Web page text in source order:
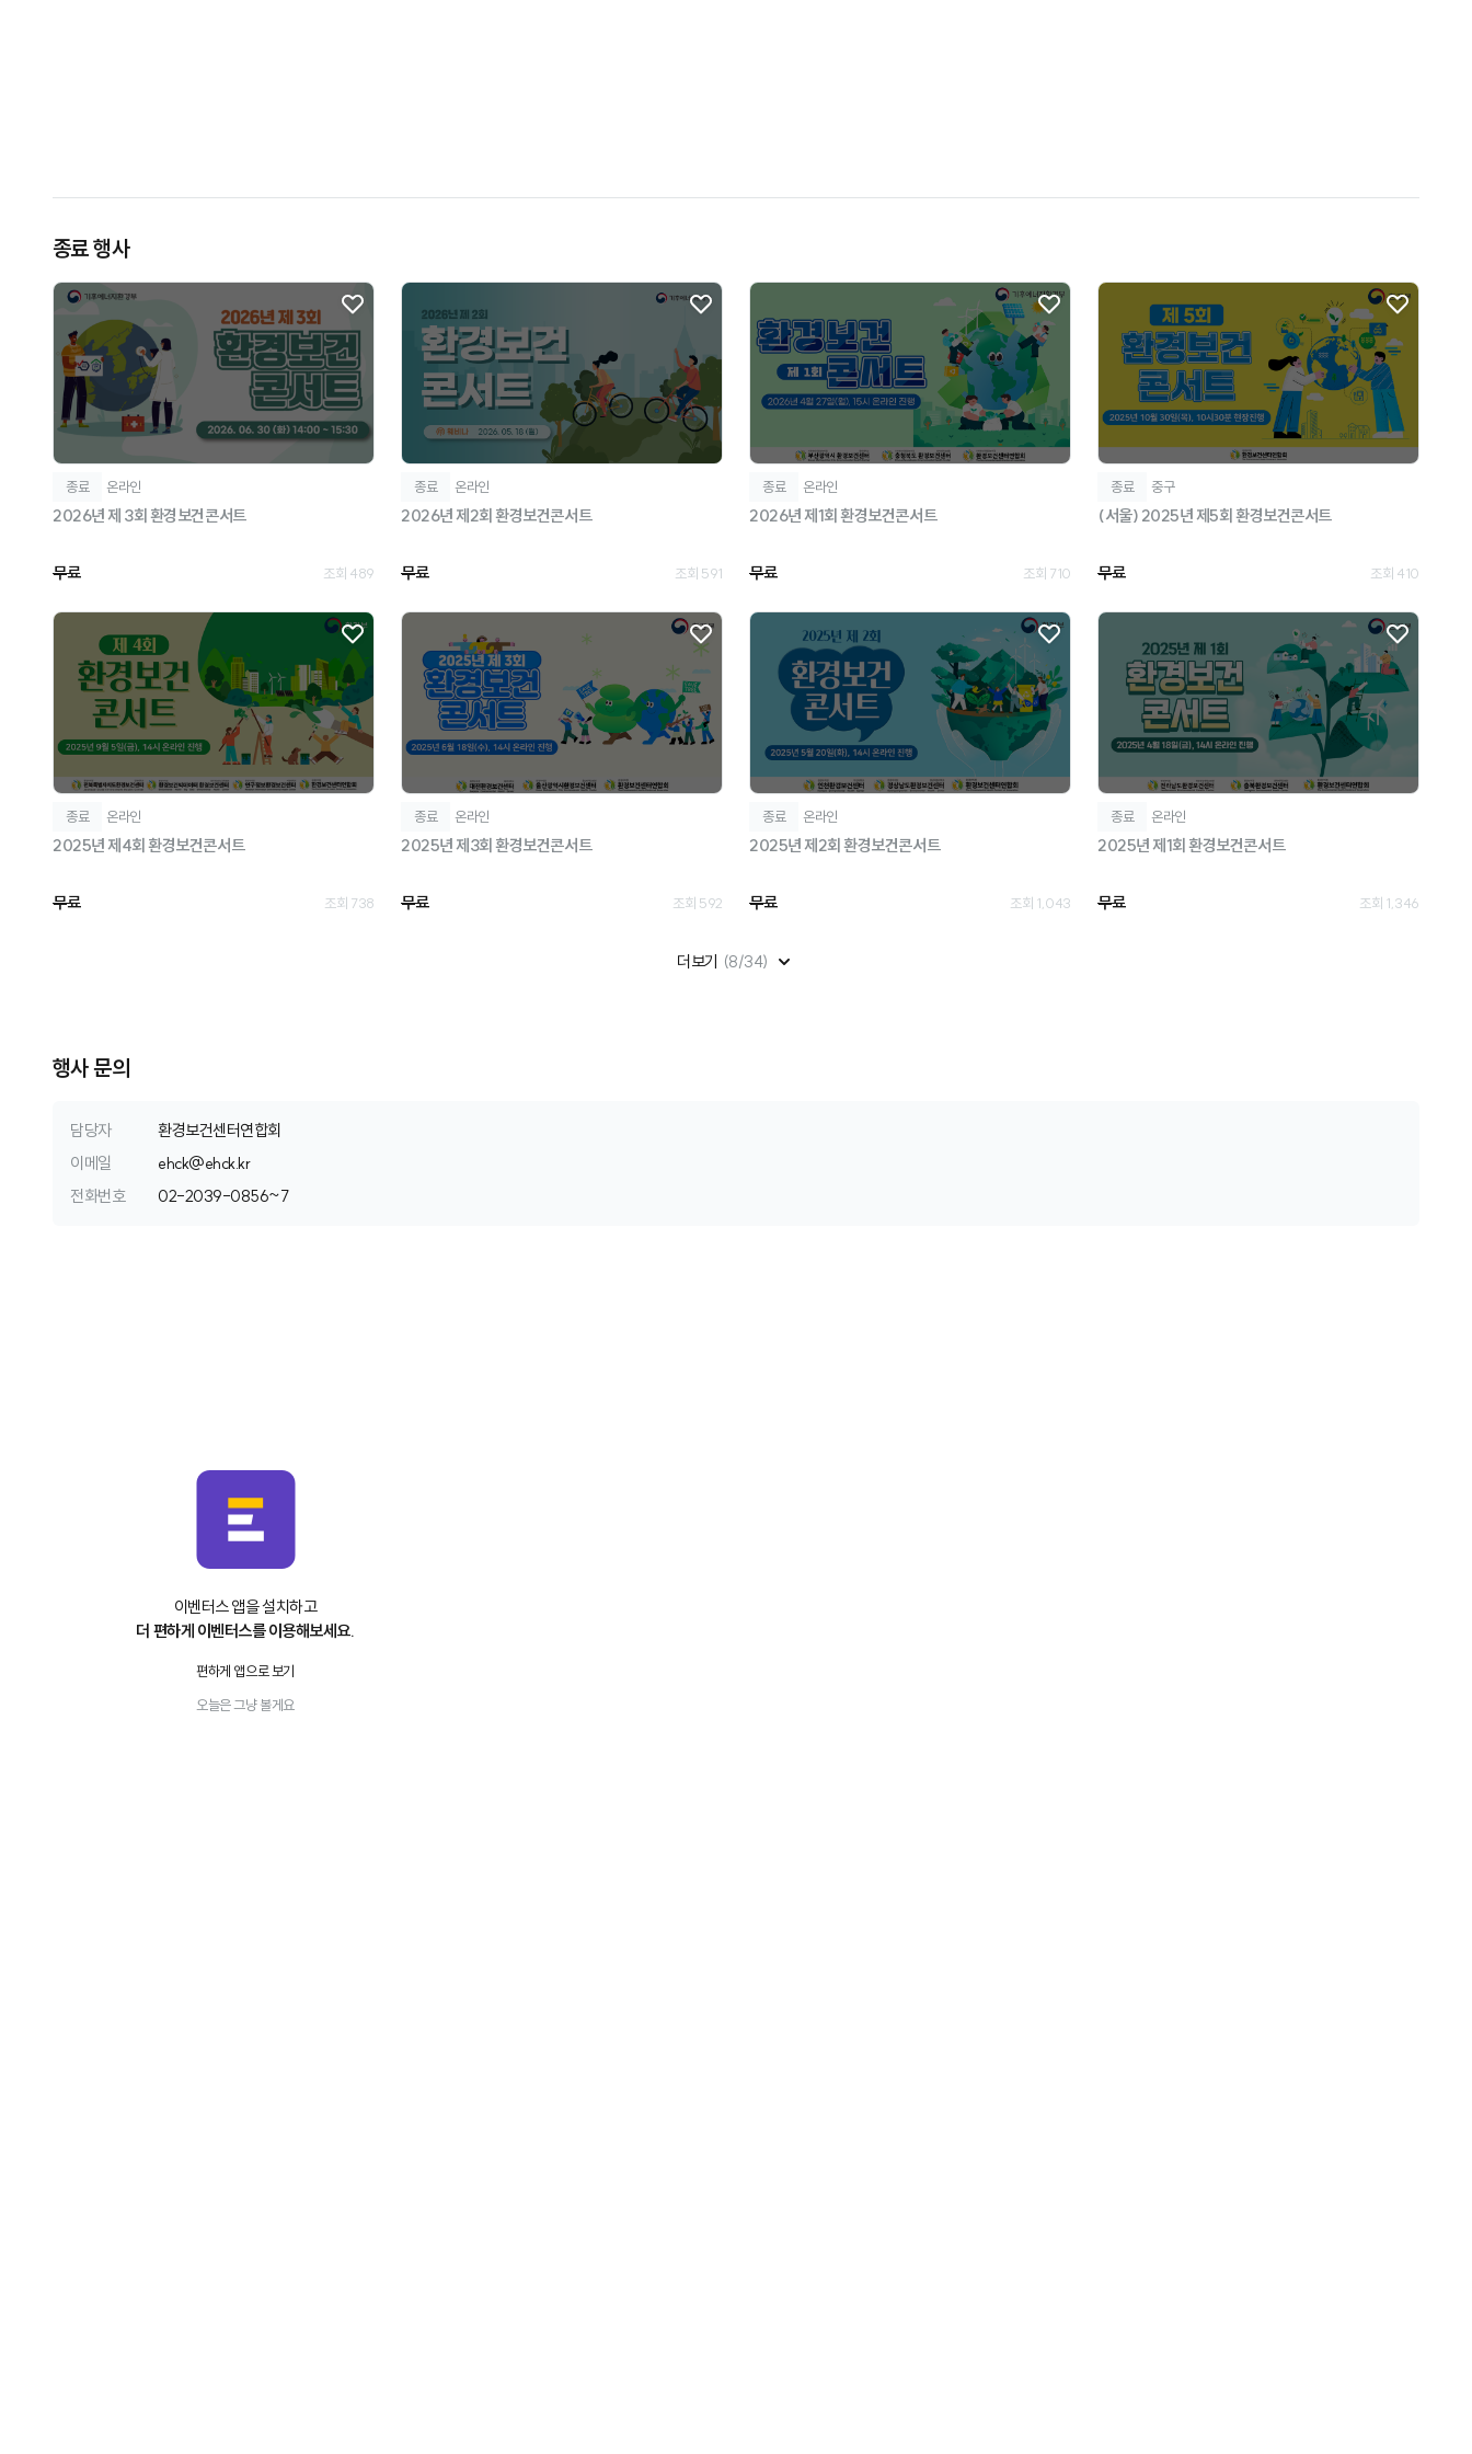
종료 행사
종료 온라인
2026년 제 3회 환경보건콘서트
무료 조회 489
종료 온라인
2026년 제2회 환경보건콘서트
무료 조회 591
종료 온라인
2026년 제1회 환경보건콘서트
무료 조회 710
종료 중구
(서울) 2025년 제5회 환경보건콘서트
무료 조회 410
종료 온라인
2025년 제4회 환경보건콘서트
무료 조회 738
종료 온라인
2025년 제3회 환경보건콘서트
무료 조회 592
종료 온라인
2025년 제2회 환경보건콘서트
무료 조회 1,043
종료 온라인
2025년 제1회 환경보건콘서트
무료 조회 1,346
더보기 (8/34)
행사 문의
담당자
환경보건센터연합회
이메일
ehck@ehck.kr
전화번호
02-2039-0856~7
이벤터스 앱을 설치하고
더 편하게 이벤터스를 이용해보세요.
편하게 앱으로 보기
오늘은 그냥 볼게요